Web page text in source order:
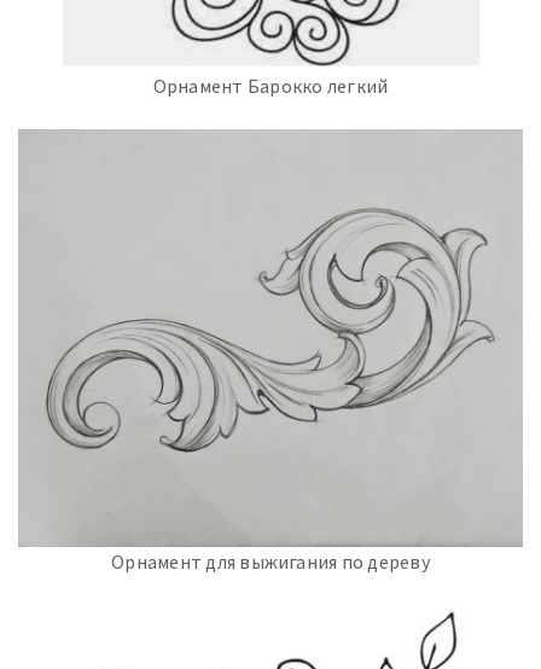
Орнамент Барокко легкий
Орнамент для выжигания по дереву